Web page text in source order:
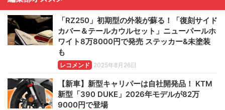
「RZ250」初期型の外装が蘇る！「復刻サイド
カバー＆テールカウルセット」ニューパールホ
ワイト8万8000円で発売 ステッカー&未塗装
も
レコメンド 2025年8月26日
【新車】新型キャリパーは自社開発品！ KTM
新型「390 DUKE」2026年モデルが82万
9000円で登場